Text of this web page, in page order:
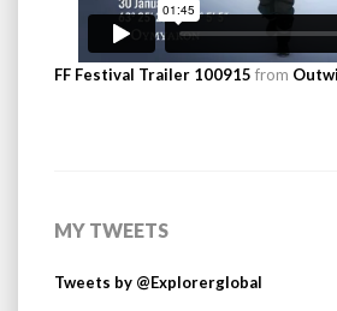
FF Festival Trailer 100915 from
MY TWEETS
Tweets by @Explorerglobal